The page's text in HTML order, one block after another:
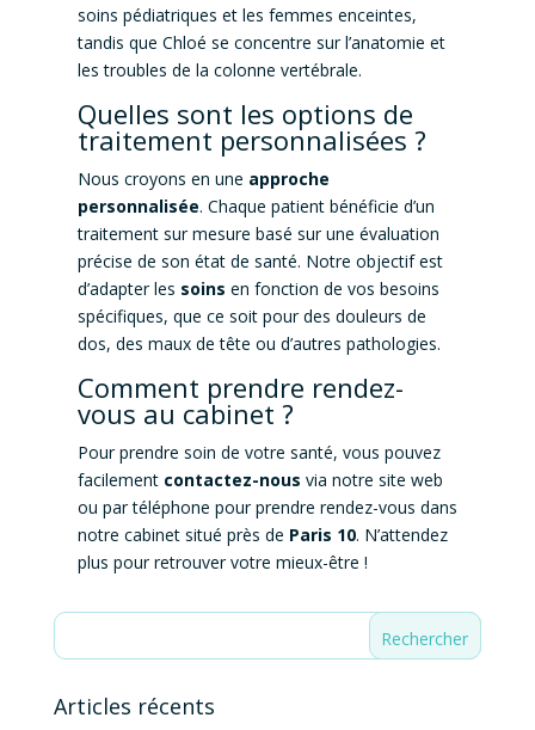
soins pédiatriques et les femmes enceintes,
tandis que Chloé se concentre sur l’anatomie et
les troubles de la colonne vertébrale.
Quelles sont les options de
traitement personnalisées ?
Nous croyons en une approche
personnalisée. Chaque patient bénéficie d’un
traitement sur mesure basé sur une évaluation
précise de son état de santé. Notre objectif est
d’adapter les soins en fonction de vos besoins
spécifiques, que ce soit pour des douleurs de
dos, des maux de tête ou d’autres pathologies.
Comment prendre rendez-
vous au cabinet ?
Pour prendre soin de votre santé, vous pouvez
facilement contactez-nous via notre site web
ou par téléphone pour prendre rendez-vous dans
notre cabinet situé près de Paris 10. N’attendez
plus pour retrouver votre mieux-être !
Articles récents